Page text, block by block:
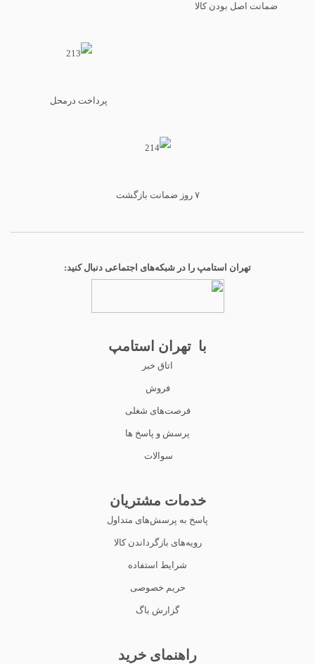
ضمانت اصل بودن کالا
پرداخت درمحل
۷ روز ضمانت بازگشت
تهران استامپ را در شبکه‌های اجتماعی دنبال کنید:
با تهران استامپ
اتاق خبر
فروش
فرصت‌های شغلی
پرسش و پاسخ ها
سوالات
خدمات مشتریان
پاسخ به پرسش‌های متداول
رویه‌های بازگرداندن کالا
شرایط استفاده
حریم خصوصی
گزارش باگ
راهنمای خرید